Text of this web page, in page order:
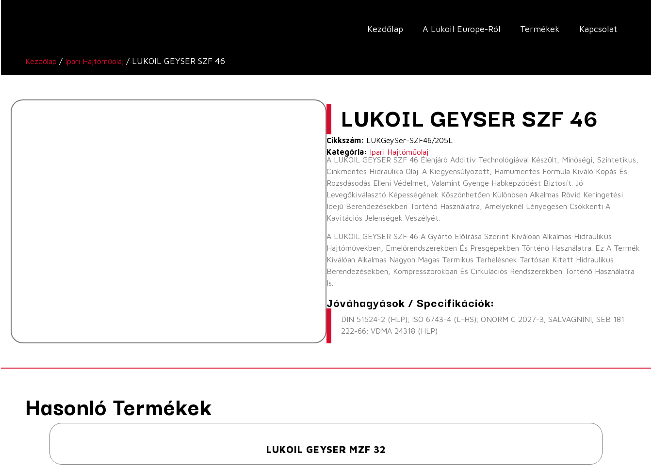
Kezdőlap A Lukoil Europe-Ról Termékek Kapcsolat
Kezdőlap / Ipari Hajtóműolaj / LUKOIL GEYSER SZF 46
LUKOIL GEYSER SZF 46
Cikkszám: LUKGeySer-SZF46/205L
Kategória: Ipari Hajtóműolaj
A LUKOIL GEYSER SZF 46 Élenjáró Additív Technológiával Készült, Minőségi, Szintetikus,
Cinkmentes Hidraulika Olaj. A Kiegyensúlyozott, Hamumentes Formula Kiváló Kopás És
Rozsdásodás Elleni Védelmet, Valamint Gyenge Habképződést Biztosít. Jó
Levegőkiválasztó Képességének Köszönhetően Különösen Alkalmas Rövid Keringetési
Idejű Berendezésekben Történő Használatra, Amelyeknél Lényegesen Csökkenti A
Kavitációs Jelenségek Veszélyét.
A LUKOIL GEYSER SZF 46 A Gyártó Előírása Szerint Kiválóan Alkalmas Hidraulikus
Hajtóművekben, Emelőrendszerekben És Présgépekben Történő Használatra. Ez A Termék
Kiválóan Alkalmas Nagyon Magas Termikus Terhelésnek Tartósan Kitett Hidraulikus
Berendezésekben, Kompresszorokban És Cirkulációs Rendszerekben Történő Használatra
Is.
Jóváhagyások / Specifikációk:
DIN 51524-2 (HLP); ISO 6743-4 (L-HS); ÖNORM C 2027-3; SALVAGNINI; SEB 181
222-66; VDMA 24318 (HLP)
Hasonló Termékek
LUKOIL GEYSER MZF 32